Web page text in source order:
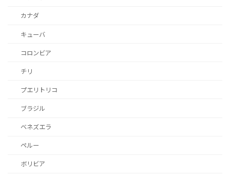
カナダ
キューバ
コロンビア
チリ
プエリトリコ
ブラジル
ベネズエラ
ペルー
ボリビア